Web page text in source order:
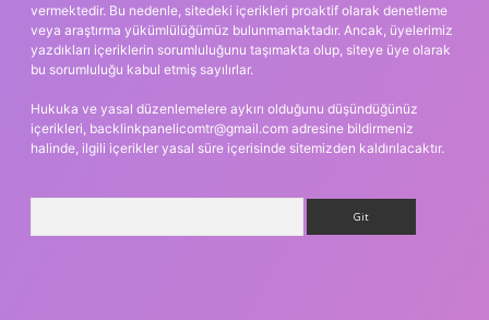
vermektedir. Bu nedenle, sitedeki içerikleri proaktif olarak denetleme
veya araştırma yükümlülüğümüz bulunmamaktadır. Ancak, üyelerimiz
yazdıkları içeriklerin sorumluluğunu taşımakta olup, siteye üye olarak
bu sorumluluğu kabul etmiş sayılırlar.
Hukuka ve yasal düzenlemelere aykırı olduğunu düşündüğünüz
içerikleri, backlinkpanelicomtr@gmail.com adresine bildirmeniz
halinde, ilgili içerikler yasal süre içerisinde sitemizden kaldırılacaktır.